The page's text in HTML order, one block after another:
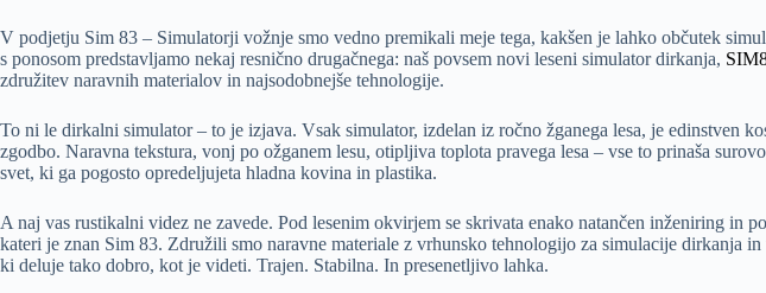
V podjetju Sim 83 – Simulatorji vožnje smo vedno premikali meje tega, kakšen je lahko občutek
s ponosom predstavljamo nekaj resnično drugačnega: naš povsem novi leseni simulator dirkanja,
združitev naravnih materialov in najsodobnejše tehnologije.
To ni le dirkalni simulator – to je izjava. Vsak simulator, izdelan iz ročno žganega lesa, je edinstven
zgodbo. Naravna tekstura, vonj po ožganem lesu, otipljiva toplota pravega lesa – vse to prinaša
svet, ki ga pogosto opredeljujeta hladna kovina in plastika.
A naj vas rustikalni videz ne zavede. Pod lesenim okvirjem se skrivata enako natančen inženiring in
kateri je znan Sim 83. Združili smo naravne materiale z vrhunsko tehnologijo za simulacije dirkanja
ki deluje tako dobro, kot je videti. Trajen. Stabilna. In presenetljivo lahka.